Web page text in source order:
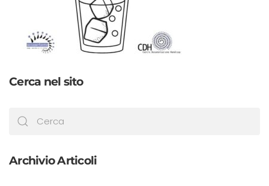
Cerca nel sito
Archivio Articoli